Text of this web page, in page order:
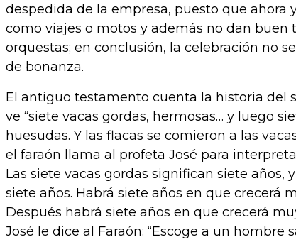
despedida de la empresa, puesto que ahora
como viajes o motos y además no dan buen
orquestas; en conclusión, la celebración no
de bonanza.
El antiguo testamento cuenta la historia del
ve “siete vacas gordas, hermosas… y luego
huesudas. Y las flacas se comieron a las
el faraón llama al profeta José para
Las siete vacas gordas significan siete años,
siete años. Habrá siete años en que crecerá
Después habrá siete años en que crecerá
José le dice al Faraón: “Escoge a un hombre